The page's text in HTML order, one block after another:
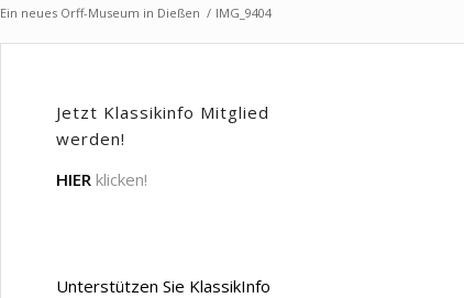
Ein neues Orff-Museum in Dießen / IMG_9404
Jetzt Klassikinfo Mitglied
werden!
HIER klicken!
Unterstützen Sie KlassikInfo